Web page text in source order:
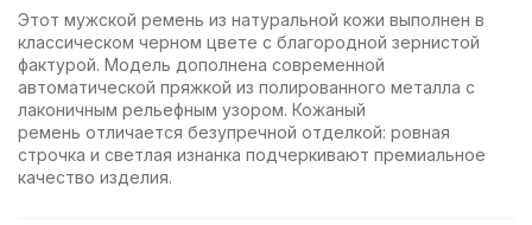
Этот мужской ремень из натуральной кожи выполнен в
классическом черном цвете с благородной зернистой
фактурой. Модель дополнена современной
автоматической пряжкой из полированного металла с
лаконичным рельефным узором. Кожаный
ремень отличается безупречной отделкой: ровная
строчка и светлая изнанка подчеркивают премиальное
качество изделия.